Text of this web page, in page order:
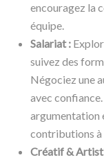
encouragez la
équipe.
Salariat :
suivez des
Négociez une
avec
argumentation
contributions à
Créatif &